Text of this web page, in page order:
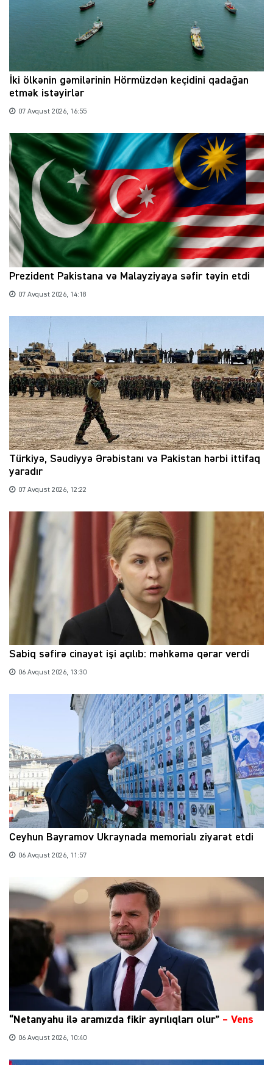
İki ölkənin gəmilərinin Hörmüzdən keçidini qadağan
etmək istəyirlər
07 Avqust 2026, 16:55
Prezident Pakistana və Malayziyaya səfir təyin etdi
07 Avqust 2026, 14:18
Türkiyə, Səudiyyə Ərəbistanı və Pakistan hərbi ittifaq
yaradır
07 Avqust 2026, 12:22
Sabiq səfirə cinayət işi açılıb: məhkəmə qərar verdi
06 Avqust 2026, 13:30
Ceyhun Bayramov Ukraynada memorialı ziyarət etdi
06 Avqust 2026, 11:57
“Netanyahu ilə aramızda fikir ayrılıqları olur” – Vens
06 Avqust 2026, 10:40